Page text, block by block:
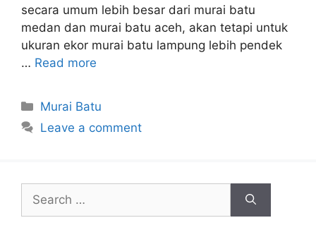
secara umum lebih besar dari murai batu
medan dan murai batu aceh, akan tetapi untuk
ukuran ekor murai batu lampung lebih pendek
… Read more
Categories
Murai Batu
Leave a comment
for: